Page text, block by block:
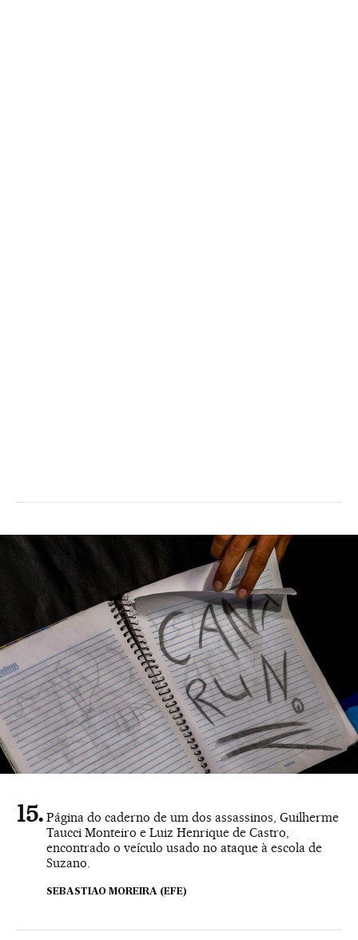
Página do caderno de um dos assassinos, Guilherme
Taucci Monteiro e Luiz Henrique de Castro,
encontrado o veículo usado no ataque à escola de
Suzano.
SEBASTIAO MOREIRA (EFE)